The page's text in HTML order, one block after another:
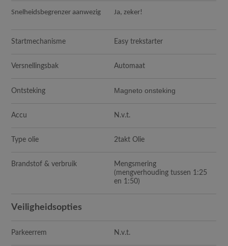
Snelheidsbegrenzer aanwezig Ja, zeker!
Startmechanisme Easy trekstarter
Versnellingsbak Automaat
Ontsteking Magneto onsteking
Accu N.v.t.
Type olie 2takt Olie
Brandstof & verbruik
Mengsmering
(mengverhouding tussen 1:25
en 1:50)
Veiligheidsopties
Parkeerrem N.v.t.